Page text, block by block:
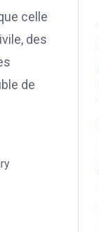
celle
des
de